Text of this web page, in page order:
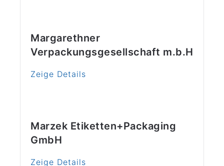
Margarethner
Verpackungsgesellschaft m.b.H
Zeige Details
Marzek Etiketten+Packaging
GmbH
Zeige Details